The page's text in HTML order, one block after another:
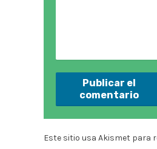
Este sitio usa Akismet para